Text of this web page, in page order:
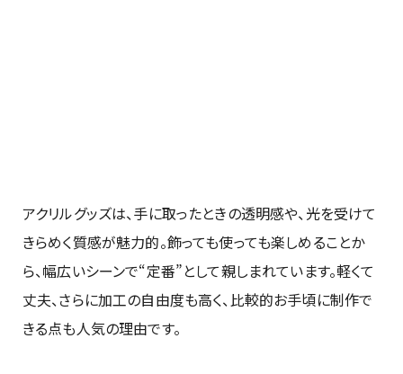
アクリルグッズは、手に取ったときの透明感や、光を受けて
きらめく質感が魅力的。飾っても使っても楽しめることか
ら、幅広いシーンで“定番”として親しまれています。軽くて
丈夫、さらに加工の自由度も高く、比較的お手頃に制作で
きる点も人気の理由です。